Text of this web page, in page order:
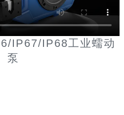
IP67/IP68工业蠕动
泵